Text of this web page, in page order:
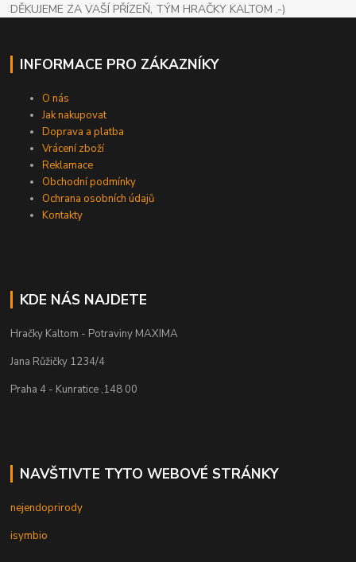
DĚKUJEME ZA VAŠÍ PŘÍZEŇ, TÝM HRAČKY KALTOM .-)
INFORMACE PRO ZÁKAZNÍKY
O nás
Jak nakupovat
Doprava a platba
Vrácení zboží
Reklamace
Obchodní podmínky
Ochrana osobních údajů
Kontakty
KDE NÁS NAJDETE
Hračky Kaltom - Potraviny MAXIMA
Jana Růžičky 1234/4
Praha 4 - Kunratice ,148 00
NAVŠTIVTE TYTO WEBOVÉ STRÁNKY
nejendoprirody
isymbio